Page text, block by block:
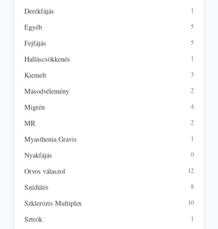
Derékfájás 1
Egyéb 5
Fejfájás 5
Halláscsökkenés 1
Kiemelt 3
Másodvélemény 2
Migrén 4
MR 2
Myasthenia Gravis 1
Nyakfájás 0
Orvos válaszol 12
Szédülés 8
Szklerózis Multiplex 10
Sztrók 1